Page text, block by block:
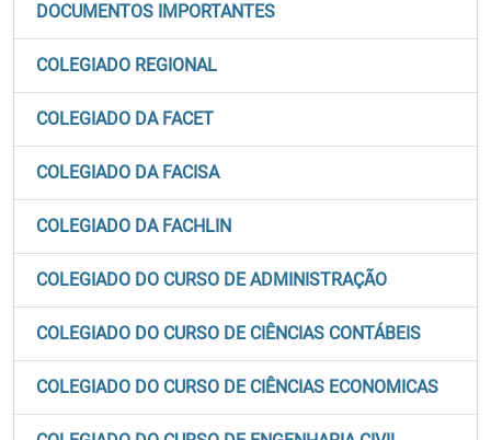
DOCUMENTOS IMPORTANTES
COLEGIADO REGIONAL
COLEGIADO DA FACET
COLEGIADO DA FACISA
COLEGIADO DA FACHLIN
COLEGIADO DO CURSO DE ADMINISTRAÇÃO
COLEGIADO DO CURSO DE CIÊNCIAS CONTÁBEIS
COLEGIADO DO CURSO DE CIÊNCIAS ECONOMICAS